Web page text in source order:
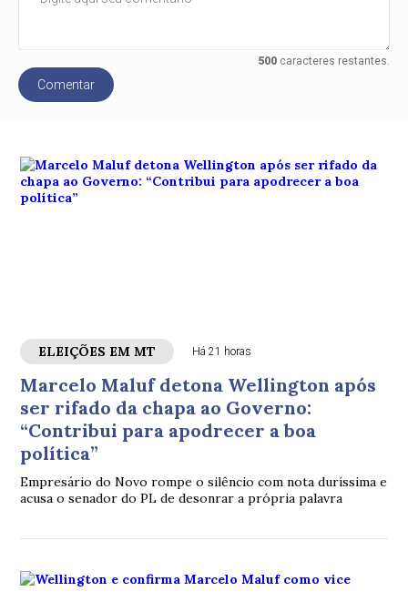
500caracteres restantes.
Comentar
ELEIÇÕES EM MT Há 21 horas
Marcelo Maluf detona Wellington após
ser rifado da chapa ao Governo:
“Contribui para apodrecer a boa
política”
Empresário do Novo rompe o silêncio com nota duríssima e
acusa o senador do PL de desonrar a própria palavra